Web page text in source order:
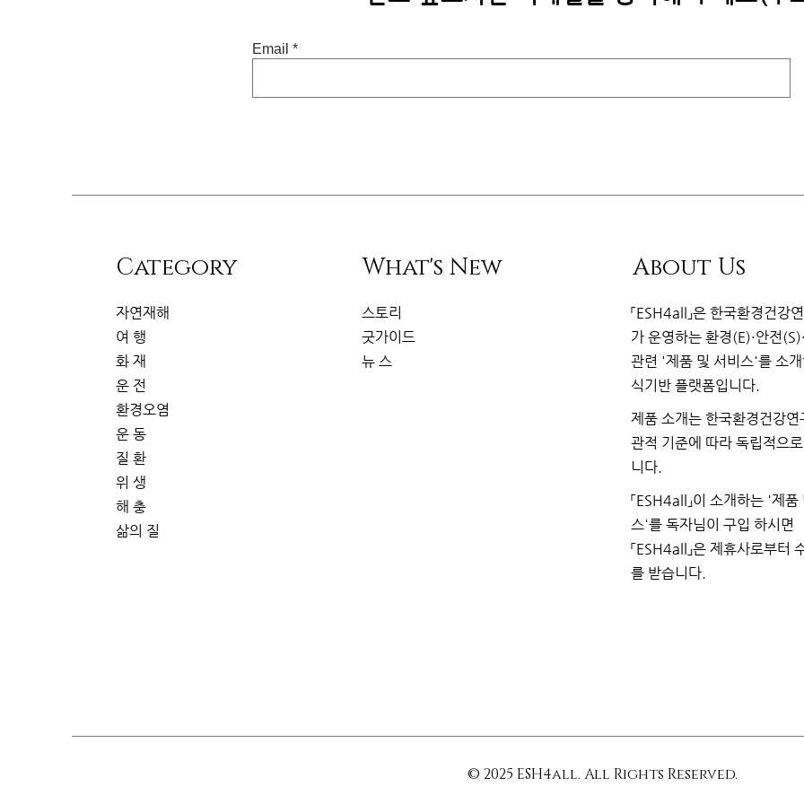
Email
​Category
자연재해
여 행
화 재
운 전
환경오염
운 동
질 환
위 생
해 충
삶의 질
What's New
스토리
굿가이드
뉴 스
About Us
「ESH4all」은한국환경건강
가운영하는 환경(E)·안전
관련 '제품 및 서비스'를 소
식기반 플랫폼입니다.
제품 소개는 한국환경건강연
관적 기준에 따라 독립적으
니다.
「ESH4all」이 소개하는 '제품
스'를 독자님이구입하시면
「ESH4all」은 제휴사로부터
를 받습니다.
© 2025 ESH4all. All Rights Reserved.